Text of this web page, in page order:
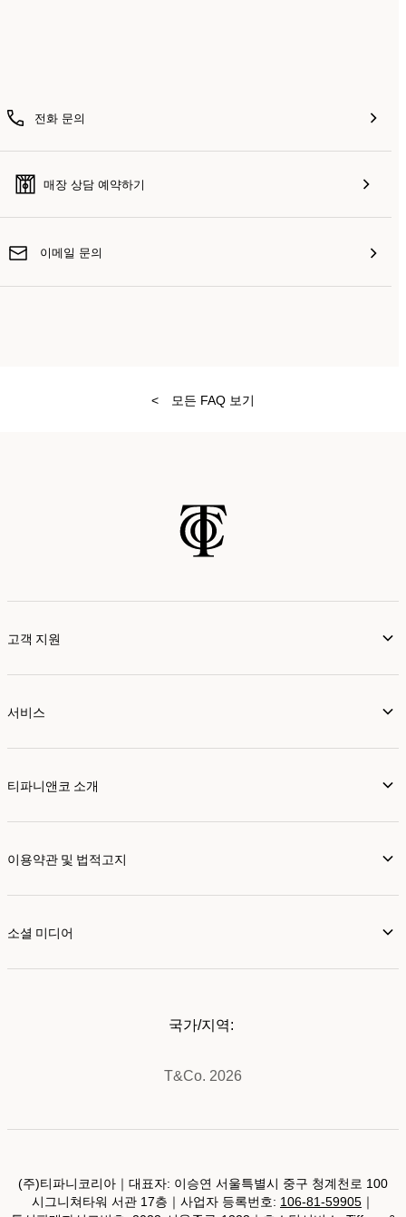
전화 문의
매장 상담 예약하기
이메일 문의
< 모든 FAQ 보기
고객 지원
서비스
티파니앤코 소개
이용약관 및 법적고지
소셜 미디어
T&Co. 2026
국가/지역:
(주)티파니코리아｜대표자: 이승연 서울특별시 중구 청계천로 100
시그니쳐타워 서관 17층｜사업자 등록번호: 106-81-59905 ｜